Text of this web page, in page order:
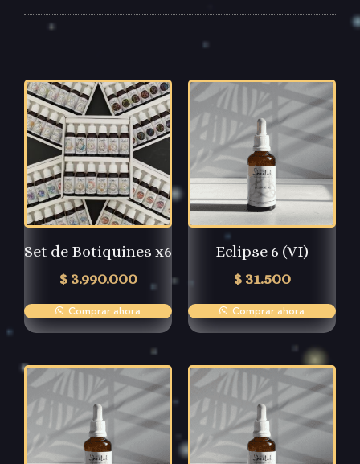
Set de Botiquines x6
$ 3.990.000
Comprar ahora
Eclipse 6 (VI)
$ 31.500
Comprar ahora